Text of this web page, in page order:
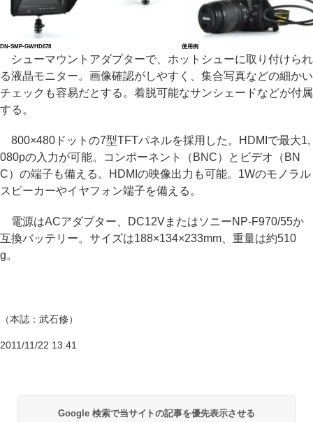
DN-SMP-GWHD678 使用例
シューマウントアダプターで、ホットシューに取り付けられ
る液晶モニター。画像確認がしやすく、集合写真などの細かい
チェックも容易だとする。着脱可能なサンシェードなどが付属
する。
800×480ドットの7型TFTパネルを採用した。HDMIで最大1,
080pの入力が可能。コンポーネント（BNC）とビデオ（BN
C）の端子も備える。HDMIの映像出力も可能。1Wのモノラル
スピーカーやイヤフォン端子を備える。
電源はACアダプター、DC12VまたはソニーNP-F970/55か
互換バッテリー。サイズは188×134×233mm、重量は約510
g。
（本誌：武石修）
2011/11/22 13:41
Google 検索で当サイトの記事を優先表示させる